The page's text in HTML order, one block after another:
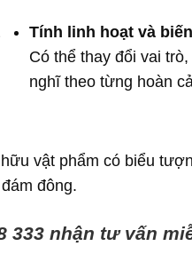
Tính linh hoạt và
Có thể thay đổi vai trò,
nghĩ theo từng hoàn
vật phẩm có biểu
đông.
333 nhận tư vấn